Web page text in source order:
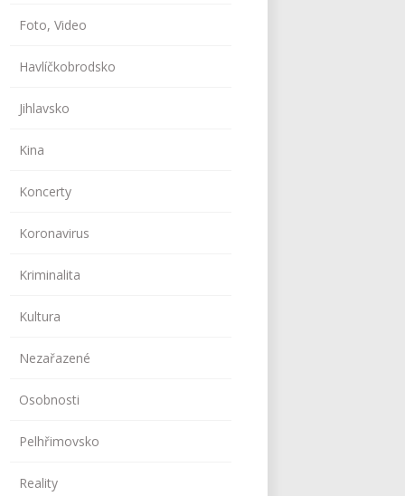
Foto, Video
Havlíčkobrodsko
Jihlavsko
Kina
Koncerty
Koronavirus
Kriminalita
Kultura
Nezařazené
Osobnosti
Pelhřimovsko
Reality